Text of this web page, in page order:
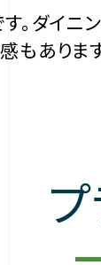
ダイニ
ありま